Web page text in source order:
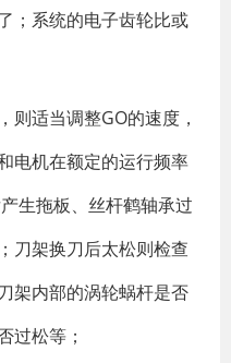
；系统的电子齿轮比或
则适当调整GO的速度，
电机在额定的运行频率
生拖板、丝杆鹤轴承过
刀架换刀后太松则检查
架内部的涡轮蜗杆是否
过松等；